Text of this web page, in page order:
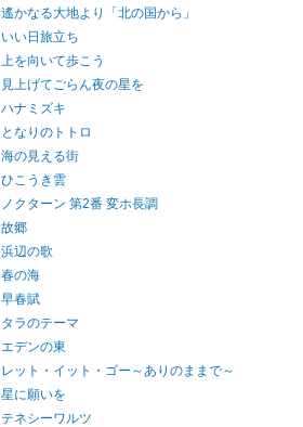
遙かなる大地より「北の国から」
いい日旅立ち
上を向いて歩こう
見上げてごらん夜の星を
ハナミズキ
となりのトトロ
海の見える街
ひこうき雲
ノクターン 第2番 変ホ長調
故郷
浜辺の歌
春の海
早春賦
タラのテーマ
エデンの東
レット・イット・ゴー～ありのままで～
星に願いを
テネシーワルツ